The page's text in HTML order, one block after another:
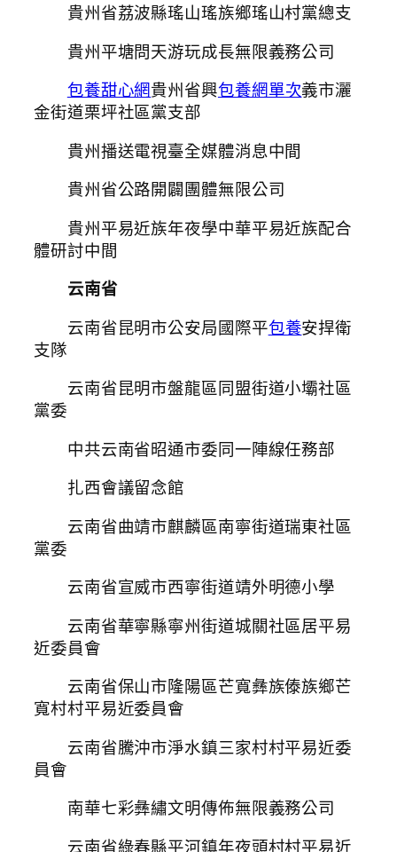
貴州省荔波縣瑤山瑤族鄉瑤山村黨總支
貴州平塘問天游玩成長無限義務公司
包養甜心網貴州省興包養網單次義市灑
金街道栗坪社區黨支部
貴州播送電視臺全媒體消息中間
貴州省公路開闢團體無限公司
貴州平易近族年夜學中華平易近族配合
體研討中間
云南省
云南省昆明市公安局國際平包養安捍衛
支隊
云南省昆明市盤龍區同盟街道小壩社區
黨委
中共云南省昭通市委同一陣線任務部
扎西會議留念館
云南省曲靖市麒麟區南寧街道瑞東社區
黨委
云南省宣威市西寧街道靖外明德小學
云南省華寧縣寧州街道城關社區居平易
近委員會
云南省保山市隆陽區芒寬彝族傣族鄉芒
寬村村平易近委員會
云南省騰沖市淨水鎮三家村村平易近委
員會
南華七彩彝繡文明傳佈無限義務公司
云南省綠春縣平河鎮年夜頭村村平易近